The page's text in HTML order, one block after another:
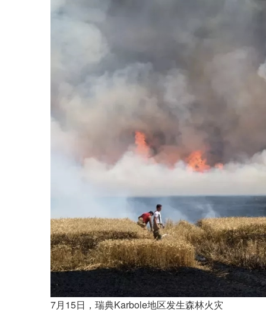
7月15日，瑞典Karbole地区发生森林火灾